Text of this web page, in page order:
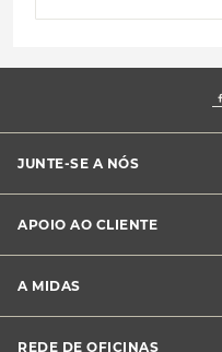
JUNTE-SE A NÓS
Franchising Midas
APOIO AO CLIENTE
Livro de Reclamações
Canal de Denúncias
Perguntas Frequentes
A MIDAS
REDE DE OFICINAS